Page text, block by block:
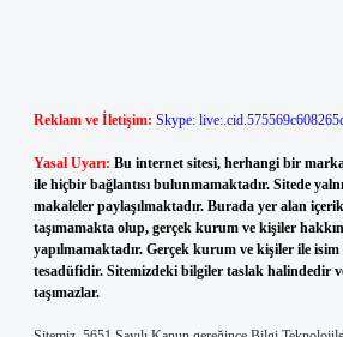
Reklam ve İletişim: Skype:
Yasal Uyarı: Bu internet sitesi, herhangi bir
ile hiçbir bağlantısı bulunmamaktadır. Sitede
makaleler paylaşılmaktadır. Burada yer alan
taşımamakta olup, gerçek kurum ve kişiler
yapılmamaktadır. Gerçek kurum ve kişiler ile
tesadüfidir. Sitemizdeki bilgiler taslak halindedir
taşımazlar.